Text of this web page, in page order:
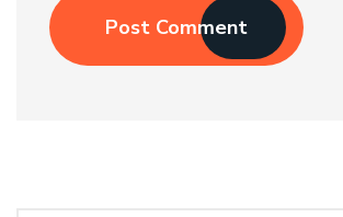
Post Comment